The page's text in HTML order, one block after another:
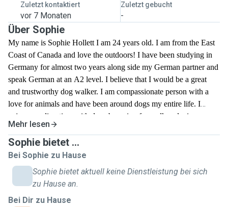
Zuletzt kontaktiert
vor 7 Monaten
Zuletzt gebucht
-
Über Sophie
My name is Sophie Hollett I am 24 years old. I am from the East
Coast of Canada and love the outdoors! I have been studying in
Germany for almost two years along side my German partner and
speak German at an A2 level. I believe that I would be a great
and trustworthy dog walker. I am compassionate person with a
love for animals and have been around dogs my entire life. I
enjoy spending time with dogs by going for walks, playing, or
giving them the attention they deserve. Since I live next to the
Englischer Garten in München I am constantly going long for
walks in the park as I am an active individual. It would bring me a
great deal of joy to look after someone else's dog as I miss my
families dogs in Canada. I have a lot of experience working with
small and larger dogs, specifically; West Highland Terriers,
Minature Schnauzers, Golden Doodles, and Portuguese Water
Mehr lesen
Sophie bietet ...
Bei Sophie zu Hause
Sophie bietet aktuell keine Dienstleistung bei sich
zu Hause an.
Bei Dir zu Hause